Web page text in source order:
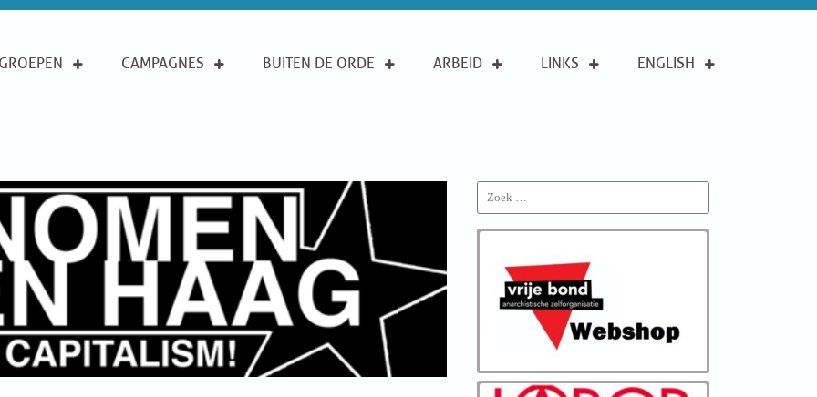
GROEPEN CAMPAGNES BUITEN DE ORDE ARBEID LINKS ENGLISH
Search
for: